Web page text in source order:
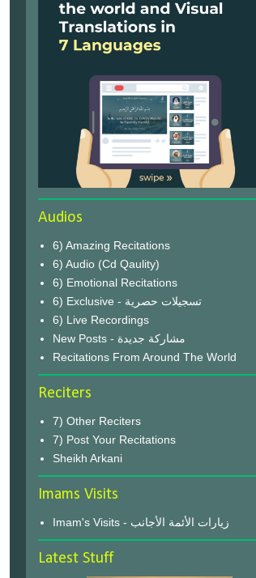
Audios
6) Amazing Recitations
6) Audio (Cd Qaulity)
6) Emotional Recitations
6) Exclusive - تسجيلات حصرية
6) Live Recordings
New Posts - مشاركة جديدة
Recitations From Around The World
Reciters
7) Other Reciters
7) Post Your Recitations
Sheikh Arkani
Imams Visits
Imam's Visits - زيارات الأئمة الأجانب
Latest Stuff